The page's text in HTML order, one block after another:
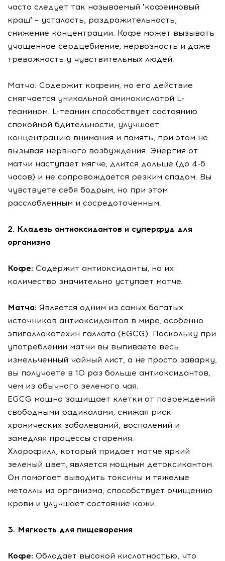
часто следует так называемый "кофеиновый
краш" – усталость, раздражительность,
снижение концентрации. Кофе может вызывать
учащенное сердцебиение, нервозность и даже
тревожность у чувствительных людей.
Матча: Содержит кофеин, но его действие
смягчается уникальной аминокислотой L-
теанином. L-теанин способствует состоянию
спокойной бдительности, улучшает
концентрацию внимания и память, при этом не
вызывая нервного возбуждения. Энергия от
матчи наступает мягче, длится дольше (до 4-6
часов) и не сопровождается резким спадом. Вы
чувствуете себя бодрым, но при этом
расслабленным и сосредоточенным.
2. Кладезь антиоксидантов и суперфуд для
организма
Кофе: Содержит антиоксиданты, но их
количество значительно уступает матче.
Матча: Является одним из самых богатых
источников антиоксидантов в мире, особенно
эпигаллокатехин галлата (EGCG). Поскольку при
употреблении матчи вы выпиваете весь
измельченный чайный лист, а не просто заварку,
вы получаете в 10 раз больше антиоксидантов,
чем из обычного зеленого чая.
EGCG мощно защищает клетки от повреждений
свободными радикалами, снижая риск
хронических заболеваний, воспалений и
замедляя процессы старения.
Хлорофилл, который придает матче яркий
зеленый цвет, является мощным детоксикантом.
Он помогает выводить токсины и тяжелые
металлы из организма, способствует очищению
крови и улучшает состояние кожи.
3. Мягкость для пищеварения
Кофе: Обладает высокой кислотностью, что